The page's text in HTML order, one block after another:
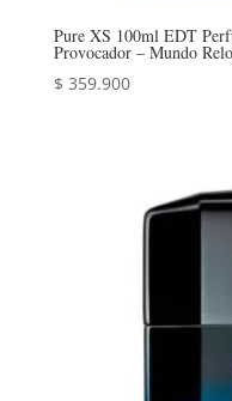
Pure XS 100ml EDT
Provocador – Mundo
$ 359.900